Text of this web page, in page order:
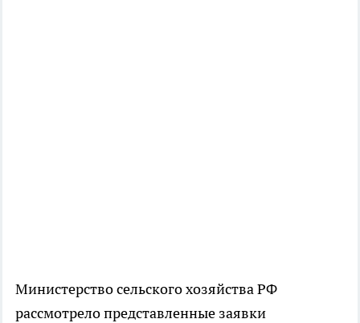
Министерство сельского хозяйства РФ
рассмотрело представленные заявки